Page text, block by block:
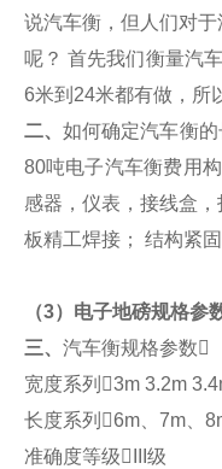
说汽车衡，但人们对于
呢？ 首先我们衡量汽
6米到 24米都有做，所
二、 如何确定汽车衡的
80吨电子汽车衡费用
感器，仪表，接线盒，
板精工焊接；
结构紧
（3）电子地磅规格参
三、 汽车衡规格参数
宽度系列3m 3.2m
长度系列6m、 7m、
准确度等级
级